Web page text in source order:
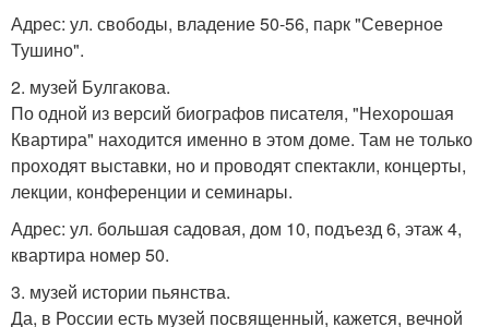
Адрес: ул. свободы, владение 50-56, парк "Северное
Тушино".
2. музей Булгакова.
По одной из версий биографов писателя, "Нехорошая
Квартира" находится именно в этом доме. Там не только
проходят выставки, но и проводят спектакли, концерты,
лекции, конференции и семинары.
Адрес: ул. большая садовая, дом 10, подъезд 6, этаж 4,
квартира номер 50.
3. музей истории пьянства.
Да, в России есть музей посвященный, кажется, вечной